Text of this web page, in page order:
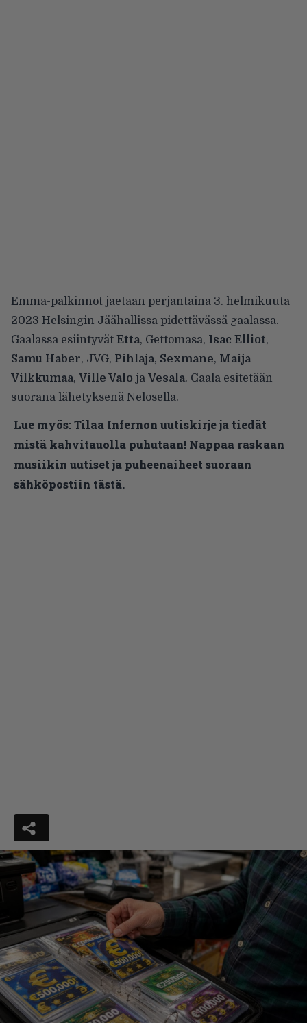
Emma-palkinnot jaetaan perjantaina 3. helmikuuta
2023 Helsingin Jäähallissa pidettävässä gaalassa.
Gaalassa esiintyvät Etta, Gettomasa, Isac Elliot,
Samu Haber, JVG, Pihlaja, Sexmane, Maija
Vilkkumaa, Ville Valo ja Vesala. Gaala esitetään
suorana lähetyksenä Nelosella.
Lue myös:Tilaa Infernon uutiskirje ja tiedät
mistä kahvitauolla puhutaan! Nappaa raskaan
musiikin uutiset ja puheenaiheet suoraan
sähköpostiin tästä.